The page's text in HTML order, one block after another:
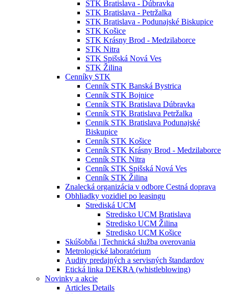
STK Bratislava - Dúbravka
STK Bratislava - Petržalka
STK Bratislava - Podunajské Biskupice
STK Košice
STK Krásny Brod - Medzilaborce
STK Nitra
STK Spišská Nová Ves
STK Žilina
Cenníky STK
Cenník STK Banská Bystrica
Cenník STK Bojnice
Cenník STK Bratislava Dúbravka
Cenník STK Bratislava Petržalka
Cennik STK Bratislava Podunajské
Biskupice
Cenník STK Košice
Cenník STK Krásny Brod - Medzilaborce
Cenník STK Nitra
Cenník STK Spišská Nová Ves
Cenník STK Žilina
Znalecká organizácia v odbore Cestná doprava
Obhliadky vozidiel po leasingu
Strediská UCM
Stredisko UCM Bratislava
Stredisko UCM Žilina
Stredisko UCM Košice
Skúšobňa | Technická služba overovania
Metrologické laboratórium
Audity predajných a servisných štandardov
Etická linka DEKRA (whistleblowing)
Novinky a akcie
Articles Details